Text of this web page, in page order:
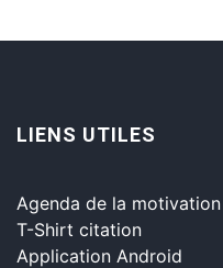
LIENS UTILES
Agenda de la motivation
T-Shirt citation
Application Android